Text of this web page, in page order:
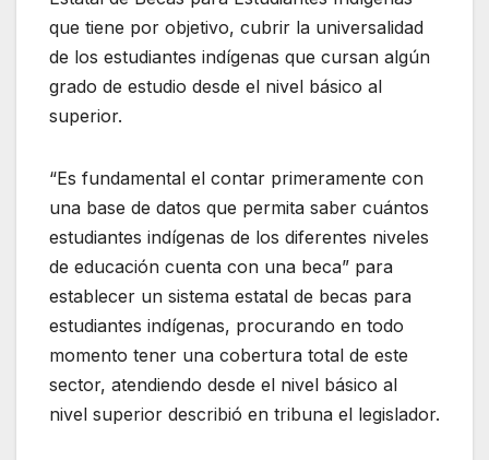
que tiene por objetivo, cubrir la universalidad
de los estudiantes indígenas que cursan algún
grado de estudio desde el nivel básico al
superior.
“Es fundamental el contar primeramente con
una base de datos que permita saber cuántos
estudiantes indígenas de los diferentes niveles
de educación cuenta con una beca” para
establecer un sistema estatal de becas para
estudiantes indígenas, procurando en todo
momento tener una cobertura total de este
sector, atendiendo desde el nivel básico al
nivel superior describió en tribuna el legislador.